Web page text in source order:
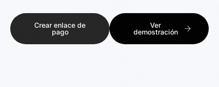
Crear enlace de
pago
Ver
demostración